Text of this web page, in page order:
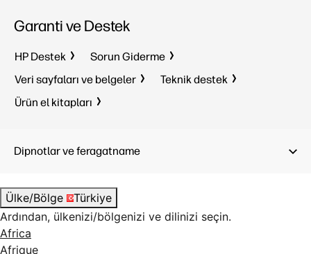
S modunda Windows 11 Home Tek
Dil
AMD Ryzen™ 5
23.8" FHD
Garanti ve Destek
HP Destek
Sorun Giderme
Veri sayfaları ve belgeler
Teknik destek
Ürün el kitapları
Dipnotlar ve feragatname
Ülke/Bölge
Türkiye
Ardından, ülkenizi/bölgenizi ve dilinizi seçin.
Africa
Afrique